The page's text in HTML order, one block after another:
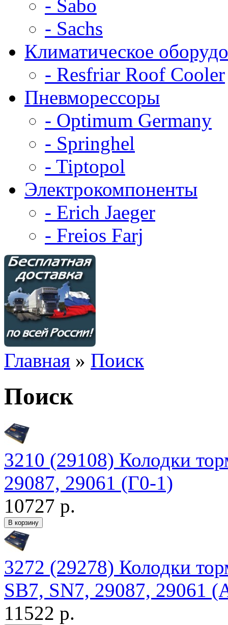
- Sabo
- Sachs
Климатическое
- Resfriar Roof Cooler
Пневморессоры
- Optimum Germany
- Springhel
- Tiptopol
Электрокомпоненты
- Erich Jaeger
- Freios Farj
Главная » Поиск
Поиск
3210 (29108) Колодки
29087, 29061 (Г0-1)
10727 р.
3272 (29278) Колодки
SB7, SN7, 29087, 29061
11522 р.